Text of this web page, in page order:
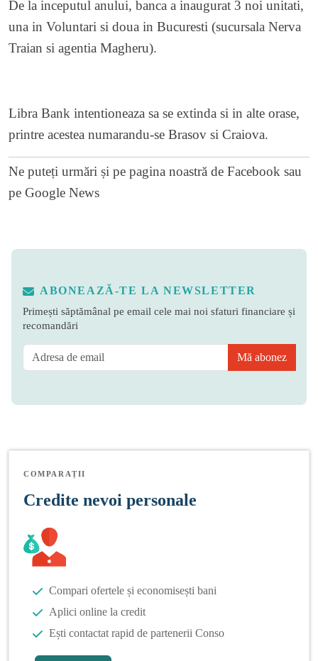
De la inceputul anului, banca a inaugurat 3 noi unitati,
una in Voluntari si doua in Bucuresti (sucursala Nerva
Traian si agentia Magheru).
Libra Bank intentioneaza sa se extinda si in alte orase,
printre acestea numarandu-se Brasov si Craiova.
Ne puteți urmări și pe pagina noastră de Facebook sau
pe Google News
ABONEAZĂ-TE LA NEWSLETTER
Primești săptămânal pe email cele mai noi sfaturi financiare și
recomandări
Mă abonez
COMPARAȚII
Credite nevoi personale
Compari ofertele și economisești bani
Aplici online la credit
Ești contactat rapid de partenerii Conso